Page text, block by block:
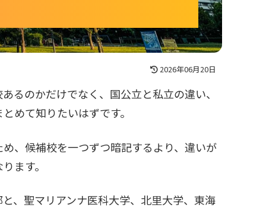
2026年06月20日
るのかだけでなく、国公立と私立の違い、
めて知りたいはずです。
、候補校を一つずつ暗記するより、違いが
ます。
、聖マリアンナ医科大学、北里大学、東海